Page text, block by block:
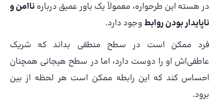
در هسته این طرحواره، معمولاً یک باور عمیق دربارهناامن و
ناپایدار بودن روابط وجود دارد.
فرد ممکن است در سطح منطقی بداند که شریک
عاطفی‌اش او را دوست دارد، اما در سطح هیجانی همچنان
احساس کند که این رابطه ممکن است هر لحظه از بین
برود.